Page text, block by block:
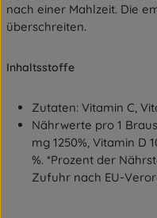
nach einer Mahlzeit. Die
überschreiten.
Inhaltsstoffe
Zutaten: Vitamin C,
Nährwerte pro 1
mg 1250%, Vitamin D
%. *Prozent der
Zufuhr nach EU-